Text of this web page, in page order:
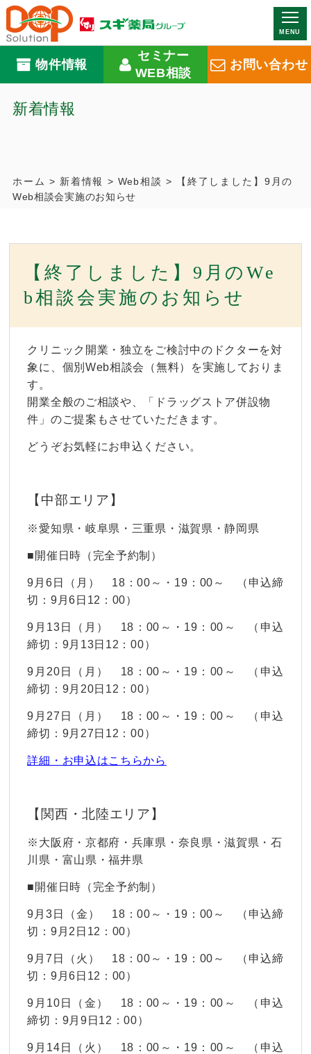
MENU
物件情報
セミナー
WEB相談
お問い合わせ
新着情報
ホーム > 新着情報 > Web相談 >
【終了しました】9月の
Web相談会実施のお知らせ
【終了しました】9月のWe
b相談会実施のお知らせ
クリニック開業・独立をご検討中のドクターを対
象に、個別Web相談会（無料）を実施しておりま
す。
開業全般のご相談や、「ドラッグストア併設物
件」のご提案もさせていただきます。
どうぞお気軽にお申込ください。
【中部エリア】
※愛知県・岐阜県・三重県・滋賀県・静岡県
■開催日時（完全予約制）
9月6日（月） 18：00～・19：00～ （申込締
切：9月6日12：00）
9月13日（月） 18：00～・19：00～ （申込
締切：9月13日12：00）
9月20日（月） 18：00～・19：00～ （申込
締切：9月20日12：00）
9月27日（月） 18：00～・19：00～ （申込
締切：9月27日12：00）
詳細・お申込はこちらから
【関西・北陸エリア】
※大阪府・京都府・兵庫県・奈良県・滋賀県・石
川県・富山県・福井県
■開催日時（完全予約制）
9月3日（金） 18：00～・19：00～ （申込締
切：9月2日12：00）
9月7日（火） 18：00～・19：00～ （申込締
切：9月6日12：00）
9月10日（金） 18：00～・19：00～ （申込
締切：9月9日12：00）
9月14日（火） 18：00～・19：00～ （申込